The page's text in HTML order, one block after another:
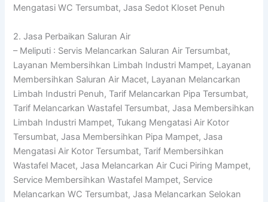
Mengatasi WC Tersumbat, Jasa Sedot Kloset Penuh
2. Jasa Perbaikan Saluran Air
– Meliputi : Servis Melancarkan Saluran Air Tersumbat,
Layanan Membersihkan Limbah Industri Mampet, Layanan
Membersihkan Saluran Air Macet, Layanan Melancarkan
Limbah Industri Penuh, Tarif Melancarkan Pipa Tersumbat,
Tarif Melancarkan Wastafel Tersumbat, Jasa Membersihkan
Limbah Industri Mampet, Tukang Mengatasi Air Kotor
Tersumbat, Jasa Membersihkan Pipa Mampet, Jasa
Mengatasi Air Kotor Tersumbat, Tarif Membersihkan
Wastafel Macet, Jasa Melancarkan Air Cuci Piring Mampet,
Service Membersihkan Wastafel Mampet, Service
Melancarkan WC Tersumbat, Jasa Melancarkan Selokan